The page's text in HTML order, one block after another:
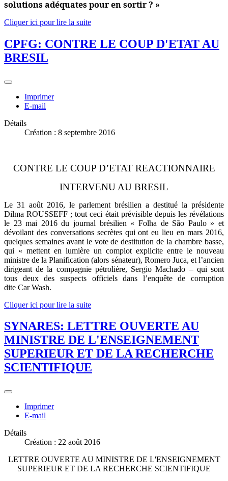
solutions adéquates pour en sortir ? »
Cliquer ici pour lire la suite
CPFG: CONTRE LE COUP D'ETAT AU
BRESIL
Imprimer
E-mail
Détails
Création : 8 septembre 2016
CONTRE LE COUP D’ETAT REACTIONNAIRE
INTERVENU AU BRESIL
Le 31 août 2016, le parlement brésilien a destitué la présidente
Dilma ROUSSEFF ; tout ceci était prévisible depuis les révélations
le 23 mai 2016 du journal brésilien « Folha de São Paulo » et
dévoilant des conversations secrètes qui ont eu lieu en mars 2016,
quelques semaines avant le vote de destitution de la chambre basse,
qui « mettent en lumière un complot explicite entre le nouveau
ministre de la Planification (alors sénateur), Romero Juca, et l’ancien
dirigeant de la compagnie pétrolière, Sergio Machado – qui sont
tous deux des suspects officiels dans l’enquête de corruption
dite Car Wash.
Cliquer ici pour lire la suite
SYNARES: LETTRE OUVERTE AU
MINISTRE DE L'ENSEIGNEMENT
SUPERIEUR ET DE LA RECHERCHE
SCIENTIFIQUE
Imprimer
E-mail
Détails
Création : 22 août 2016
LETTRE OUVERTE AU MINISTRE DE L'ENSEIGNEMENT
SUPERIEUR ET DE LA RECHERCHE SCIENTIFIQUE